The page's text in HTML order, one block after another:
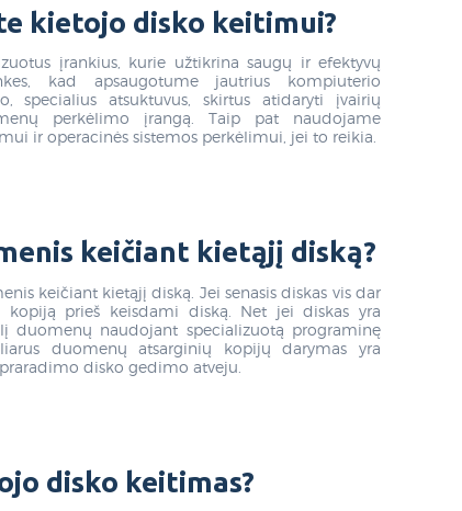
kietojo disko keitimui?
įrankius, kurie užtikrina saugų ir efektyvų
kad apsaugotume jautrius kompiuterio
specialius atsuktuvus, skirtus atidaryti įvairių
perkėlimo įrangą. Taip pat naudojame
ir operacinės sistemos perkėlimui, jei to reikia.
keičiant kietąjį diską?
keičiant kietąjį diską. Jei senasis diskas vis dar
prieš keisdami diską. Net jei diskas yra
duomenų naudojant specializuotą programinę
duomenų atsarginių kopijų darymas yra
disko gedimo atveju.
disko keitimas?